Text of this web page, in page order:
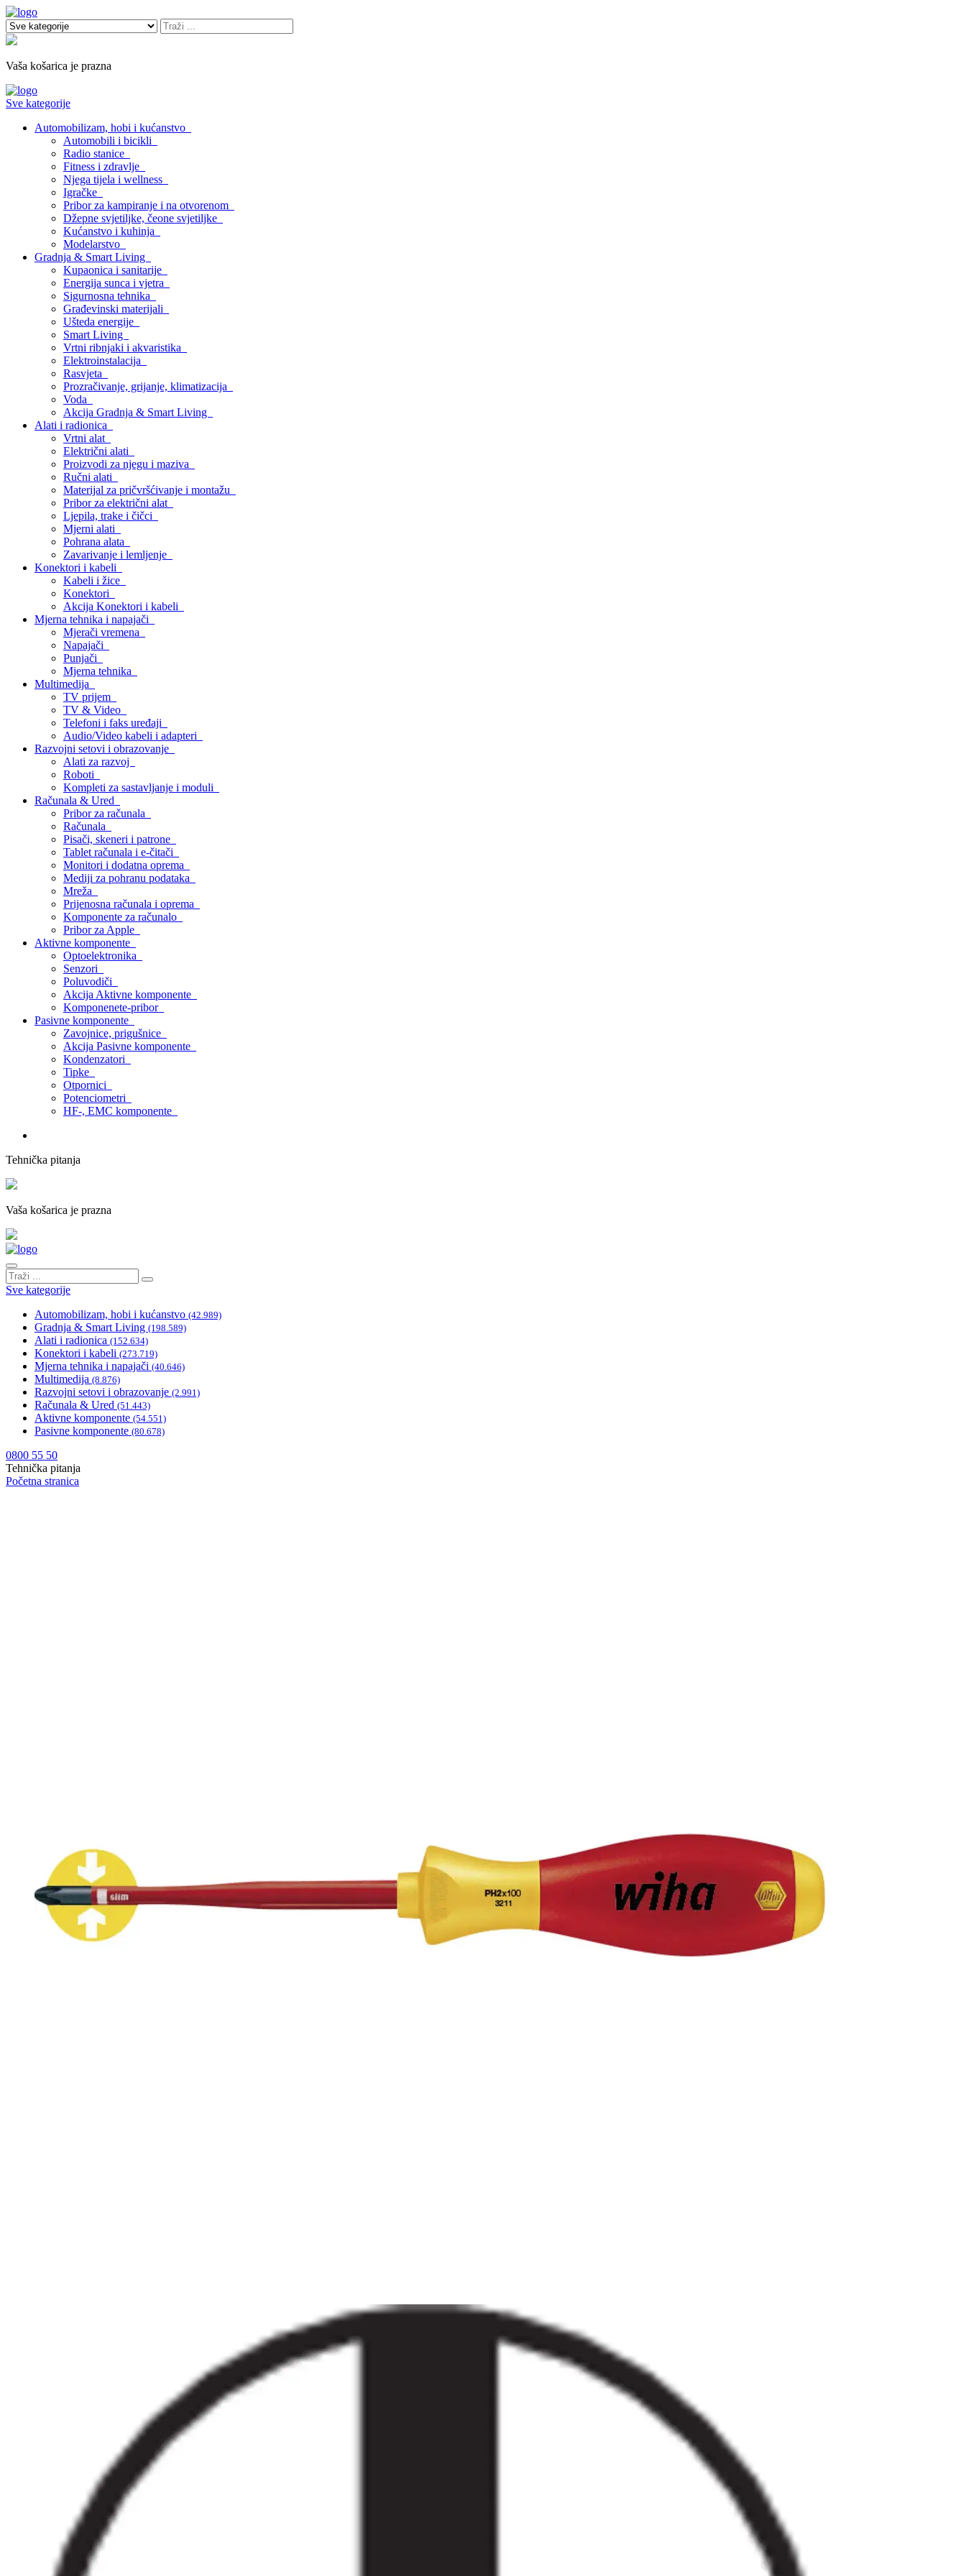
Vaša košarica je prazna
Sve kategorije
Automobilizam, hobi i kućanstvo
Automobili i bicikli
Radio stanice
Fitness i zdravlje
Njega tijela i wellness
Igračke
Pribor za kampiranje i na otvorenom
Džepne svjetiljke, čeone svjetiljke
Kućanstvo i kuhinja
Modelarstvo
Gradnja & Smart Living
Kupaonica i sanitarije
Energija sunca i vjetra
Sigurnosna tehnika
Građevinski materijali
Ušteda energije
Smart Living
Vrtni ribnjaki i akvaristika
Elektroinstalacija
Rasvjeta
Prozračivanje, grijanje, klimatizacija
Voda
Akcija Gradnja & Smart Living
Alati i radionica
Vrtni alat
Električni alati
Proizvodi za njegu i maziva
Ručni alati
Materijal za pričvršćivanje i montažu
Pribor za električni alat
Ljepila, trake i čičci
Mjerni alati
Pohrana alata
Zavarivanje i lemljenje
Konektori i kabeli
Kabeli i žice
Konektori
Akcija Konektori i kabeli
Mjerna tehnika i napajači
Mjerači vremena
Napajači
Punjači
Mjerna tehnika
Multimedija
TV prijem
TV & Video
Telefoni i faks uređaji
Audio/Video kabeli i adapteri
Razvojni setovi i obrazovanje
Alati za razvoj
Roboti
Kompleti za sastavljanje i moduli
Računala & Ured
Pribor za računala
Računala
Pisači, skeneri i patrone
Tablet računala i e-čitači
Monitori i dodatna oprema
Mediji za pohranu podataka
Mreža
Prijenosna računala i oprema
Komponente za računalo
Pribor za Apple
Aktivne komponente
Optoelektronika
Senzori
Poluvodiči
Akcija Aktivne komponente
Komponenete-pribor
Pasivne komponente
Zavojnice, prigušnice
Akcija Pasivne komponente
Kondenzatori
Tipke
Otpornici
Potenciometri
HF-, EMC komponente
Tehnička pitanja
Vaša košarica je prazna
Sve kategorije
Automobilizam, hobi i kućanstvo (42.989)
Gradnja & Smart Living (198.589)
Alati i radionica (152.634)
Konektori i kabeli (273.719)
Mjerna tehnika i napajači (40.646)
Multimedija (8.876)
Razvojni setovi i obrazovanje (2.991)
Računala & Ured (51.443)
Aktivne komponente (54.551)
Pasivne komponente (80.678)
0800 55 50
Tehnička pitanja
Početna stranica